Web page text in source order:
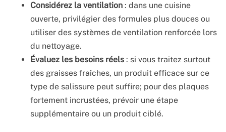
Considérez la ventilation : dans une cuisine
ouverte, privilégier des formules plus douces ou
utiliser des systèmes de ventilation renforcée lors
du nettoyage.
Évaluez les besoins réels : si vous traitez surtout
des graisses fraîches, un produit efficace sur ce
type de salissure peut suffire; pour des plaques
fortement incrustées, prévoir une étape
supplémentaire ou un produit ciblé.